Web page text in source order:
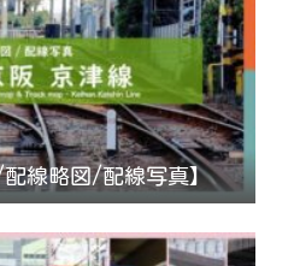
線略図/配線写真】